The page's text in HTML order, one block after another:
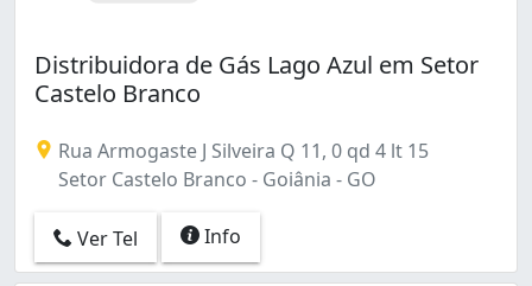
Distribuidora de Gás Lago Azul em Setor
Castelo Branco
Rua Armogaste J Silveira Q 11, 0 qd 4 lt 15
Setor Castelo Branco - Goiânia - GO
Ver Tel Info